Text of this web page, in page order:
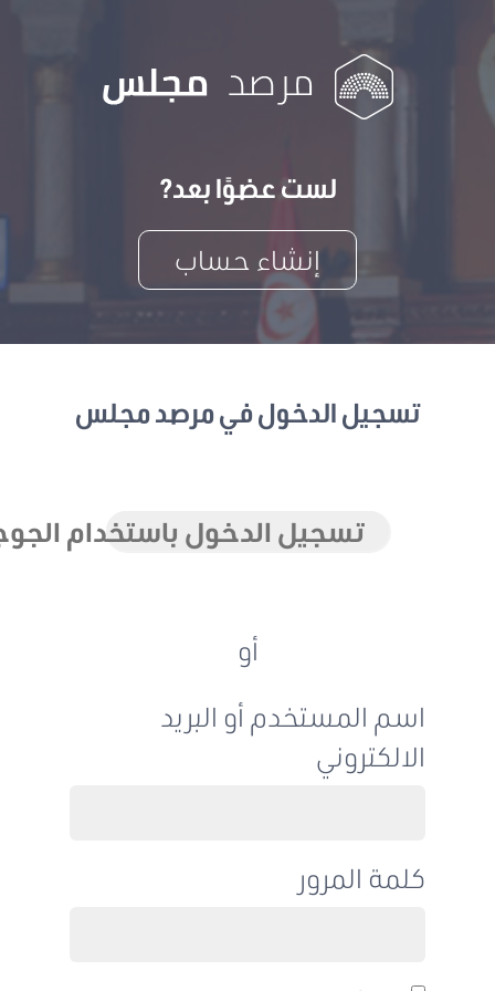
لست عضوًا بعد?
إنشاء حساب
تسجيل الدخول في مرصد مجلس
تسجيل الدخول باستخدام الجوجل
اسم المستخدم أو البريد
الالكتروني
كلمة المرور